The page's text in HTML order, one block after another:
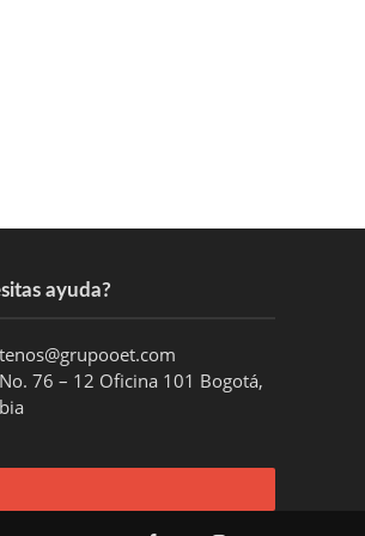
ayuda?
76 – 12 Oficina 101 Bogotá,